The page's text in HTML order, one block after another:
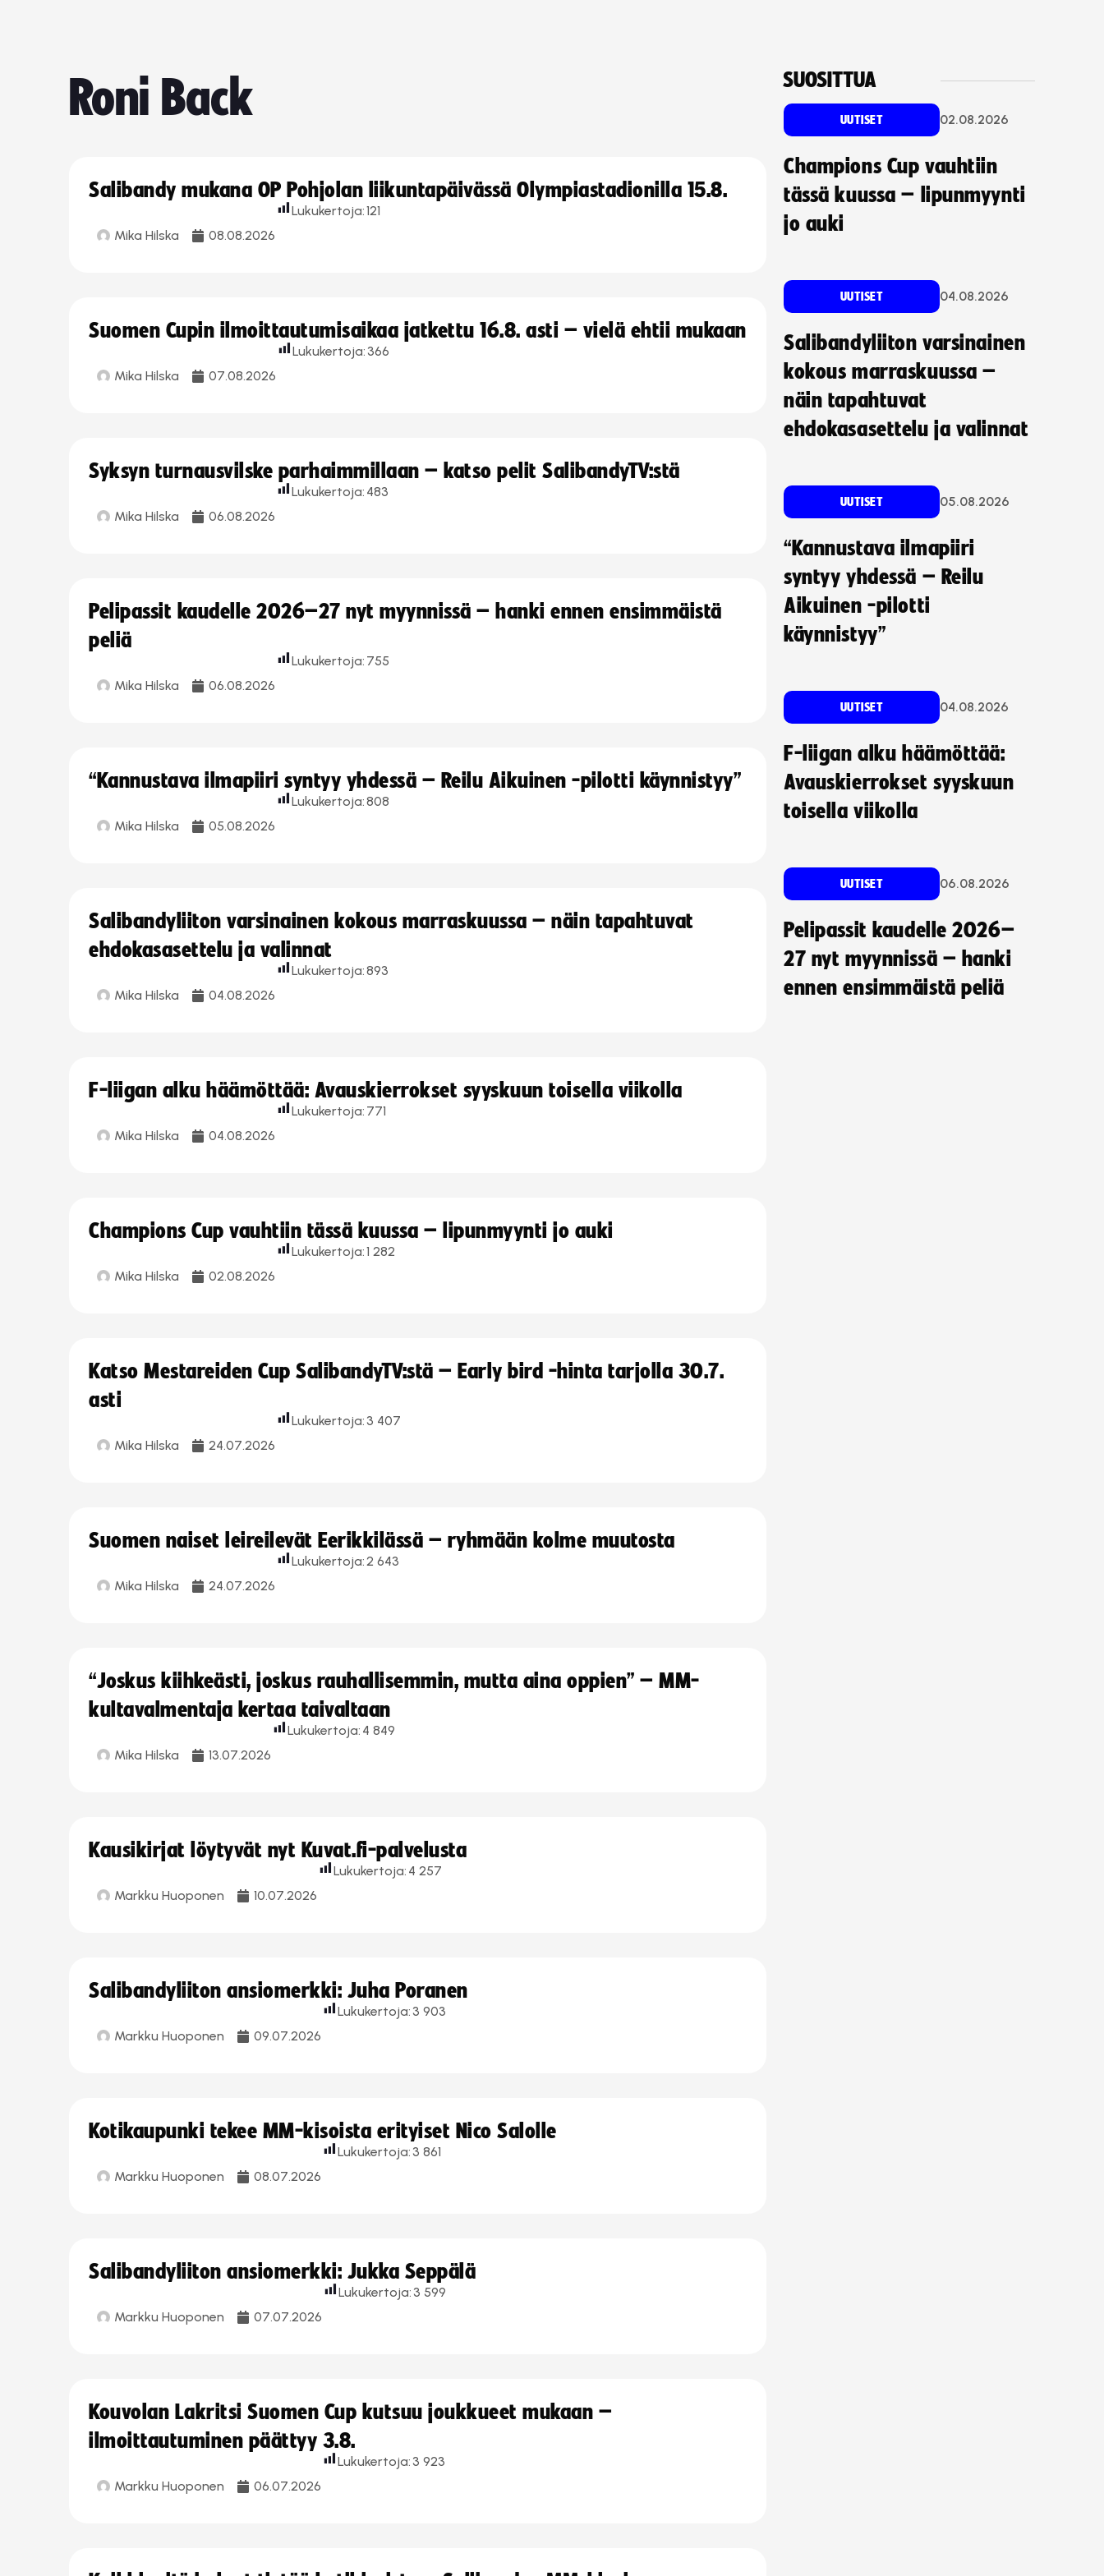
Roni Back
Salibandy mukana OP Pohjolan liikuntapäivässä Olympiastadionilla 15.8.
Mika Hilska 08.08.2026
Lukukertoja:121
Suomen Cupin ilmoittautumisaikaa jatkettu 16.8. asti – vielä ehtii mukaan
Mika Hilska 07.08.2026
Lukukertoja: 366
Syksyn turnausvilske parhaimmillaan – katso pelit SalibandyTV:stä
Mika Hilska 06.08.2026
Lukukertoja: 483
Pelipassit kaudelle 2026–27 nyt myynnissä – hanki ennen ensimmäistä
peliä
Mika Hilska 06.08.2026
Lukukertoja: 755
“Kannustava ilmapiiri syntyy yhdessä – Reilu Aikuinen -pilotti käynnistyy”
Mika Hilska 05.08.2026
Lukukertoja:808
Salibandyliiton varsinainen kokous marraskuussa – näin tapahtuvat
ehdokasasettelu ja valinnat
Mika Hilska 04.08.2026
Lukukertoja:893
F-liigan alku häämöttää: Avauskierrokset syyskuun toisella viikolla
Mika Hilska 04.08.2026
Lukukertoja: 771
Champions Cup vauhtiin tässä kuussa – lipunmyynti jo auki
Mika Hilska 02.08.2026
Lukukertoja:1 282
Katso Mestareiden Cup SalibandyTV:stä – Early bird -hinta tarjolla 30.7.
asti
Mika Hilska 24.07.2026
Lukukertoja: 3 407
Suomen naiset leireilevät Eerikkilässä – ryhmään kolme muutosta
Mika Hilska 24.07.2026
Lukukertoja:2 643
“Joskus kiihkeästi, joskus rauhallisemmin, mutta aina oppien” – MM-
kultavalmentaja kertaa taivaltaan
Mika Hilska 13.07.2026
Lukukertoja: 4 849
Kausikirjat löytyvät nyt Kuvat.fi-palvelusta
Markku Huoponen 10.07.2026
Lukukertoja: 4 257
Salibandyliiton ansiomerkki: Juha Poranen
Markku Huoponen 09.07.2026
Lukukertoja: 3 903
Kotikaupunki tekee MM-kisoista erityiset Nico Salolle
Markku Huoponen 08.07.2026
Lukukertoja: 3 861
Salibandyliiton ansiomerkki: Jukka Seppälä
Markku Huoponen 07.07.2026
Lukukertoja: 3 599
Kouvolan Lakritsi Suomen Cup kutsuu joukkueet mukaan –
ilmoittautuminen päättyy 3.8.
Markku Huoponen 06.07.2026
Lukukertoja: 3 923
SUOSITTUA
UUTISET 02.08.2026
Champions Cup vauhtiin
tässä kuussa – lipunmyynti
jo auki
UUTISET 04.08.2026
Salibandyliiton varsinainen
kokous marraskuussa –
näin tapahtuvat
ehdokasasettelu ja valinnat
UUTISET 05.08.2026
“Kannustava ilmapiiri
syntyy yhdessä – Reilu
Aikuinen -pilotti
käynnistyy”
UUTISET 04.08.2026
F-liigan alku häämöttää:
Avauskierrokset syyskuun
toisella viikolla
UUTISET 06.08.2026
Pelipassit kaudelle 2026–
27 nyt myynnissä – hanki
ennen ensimmäistä peliä